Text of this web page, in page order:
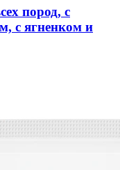
пород, с
с ягненком и